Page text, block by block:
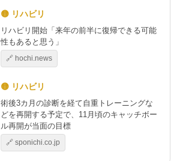
🟡 リハビリ
リハビリ開始「来年の前半に復帰できる可能
性もあると思う」
🔗 hochi.news
🟡 リハビリ
術後3カ月の診断を経て自重トレーニングな
どを再開する予定で、11月頃のキャッチボー
ル再開が当面の目標
🔗 sponichi.co.jp